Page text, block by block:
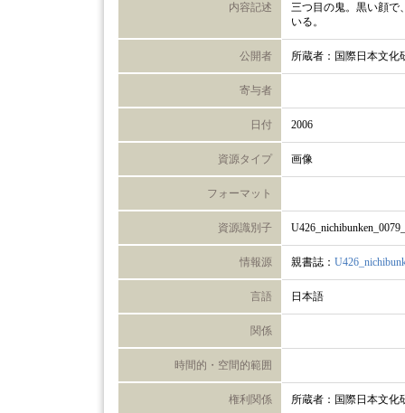
内容記述
三つ目の鬼。黒い顔で
いる。
公開者 所蔵者：国際日本文化
寄与者
日付 2006
資源タイプ 画像
フォーマット
資源識別子
情報源 親書誌：
言語 日本語
関係
時間的・空間的範囲
権利関係 所蔵者：国際日本文化